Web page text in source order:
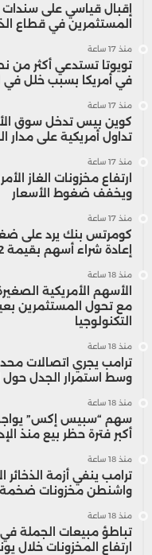
إقبال قياسي على
المستثمرين في قطاع
منذ 17 ساعة
تويوتا تستدعي أكثر من
في أمريكا بسبب خلل في
منذ 17 ساعة
كوين بيس تدخل سوق
تداول أمريكية على مدار
منذ 17 ساعة
ارتفاع مخزونات الغاز
ويخفف ضغوط الأسعار
منذ 17 ساعة
كومرتس بنك يرد على
إعادة شراء أسهم بقيمة 1.2 مليار يورو
منذ 18 ساعة
مع تحول المستثمرين
التكنولوجيا
منذ 18 ساعة
ترامب يجري اتصالات
وسط استمرار الجدل حول
منذ 18 ساعة
سهم “سبيس إكس” يواجه
أكبر فترة حظر بيع منذ
منذ 18 ساعة
ترامب ينفي أزمة الذخائر
واشنطن مخزونات ضخمة
منذ 18 ساعة
تباطؤ مبيعات الجملة في
ارتفاع المخزونات خلال